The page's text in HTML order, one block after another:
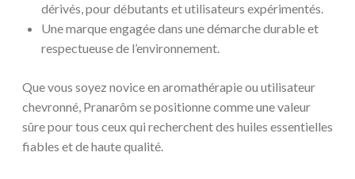
dérivés, pour débutants et utilisateurs expérimentés.
Une marque engagée dans une démarche durable et
respectueuse de l’environnement.
Que vous soyez novice en aromathérapie ou utilisateur
chevronné, Pranarôm se positionne comme une valeur
sûre pour tous ceux qui recherchent des huiles essentielles
fiables et de haute qualité.